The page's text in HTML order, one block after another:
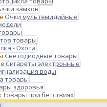
замков
Очки мультемидийные
товары
- Охота
Светодиодные товары
Сигареты электронные
воды
товары
здоровья
Товары при бетствиях